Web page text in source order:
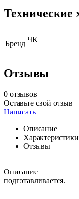
Технические
Бренд ЧК
Отзывы
0 отзывов
Оставьте свой отзыв
Написать
Описание
Характеристики
Отзывы
Описание
подготавливается.